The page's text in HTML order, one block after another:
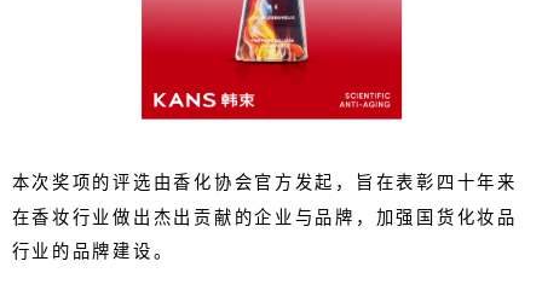
本次奖项的评选由香化协会官方发起，旨在表彰四十年来
在香妆行业做出杰出贡献的企业与品牌，加强国货化妆品
行业的品牌建设。